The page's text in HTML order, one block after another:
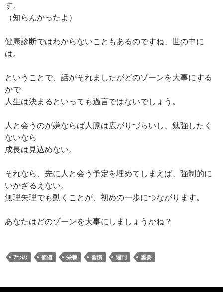
す。
（知らんかったよ）
健康診断ではわからないこともあるのですね、世の中に
は。
ということで、話がそれましたがどのゾーンを大事にする
かで
人生は決まるといっても過言ではないでしょう。
人と会うのが嫌ならば人脈は広がりづらいし、勉強したく
ないなら
成長は見込めない。
それなら、先に人と会う予定を埋めてしまえば、強制的に
いかざるえない。
無理矢理でも動くことが、初めの一歩につながります。
あなたはどのゾーンを大事にしましょうかね？
7つの 価値 栄養 習慣 週刊 重要